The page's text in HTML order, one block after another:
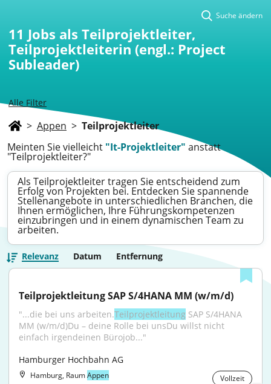
Alle Filter
Suche ändern
11 Jobs als Teilprojektleiter,
Teilprojektleiterin (engl.: Project
Subleader)
> Appen > Teilprojektleiter
Meinten Sie vielleicht "It-Projektleiter" anstatt
"Teilprojektleiter?"
Als Teilprojektleiter tragen Sie entscheidend zum
Erfolg von Projekten bei. Entdecken Sie spannende
Stellenangebote in unterschiedlichen Branchen, die
Ihnen ermöglichen, Ihre Führungskompetenzen
einzubringen und in einem dynamischen Team zu
arbeiten.
Relevanz Datum Entfernung
Teilprojektleitung SAP S/4HANA MM (w/m/d)
"...die bei uns arbeiten.Teilprojektleitung SAP S/4HANA
MM (w/m/d)Du – deine Rolle bei unsDu willst nicht
einfach irgendeinen Bürojob..."
Hamburger Hochbahn AG
Hamburg, RaumAppen Vollzeit